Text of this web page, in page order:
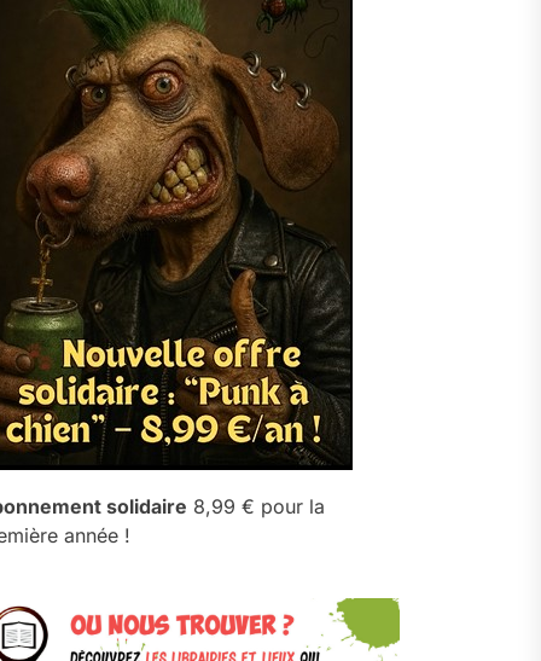
solidaire 8,99 € pour la
année !